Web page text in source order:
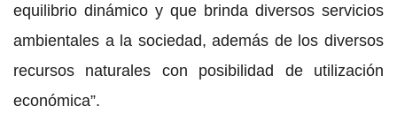
equilibrio dinámico y que brinda diversos servicios
ambientales a la sociedad, además de los diversos
recursos naturales con posibilidad de utilización
económica”.